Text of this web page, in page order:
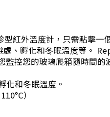
紅外溫度計，只需點擊
、孵化和冬眠溫度等。
控您的玻璃爬箱隨時間的
化和冬眠溫度。
）